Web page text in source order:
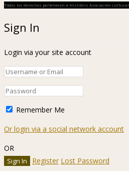
Todos los derechos pertenecen a Hislibris Asociación cultural
Sign In
Login via your site account
Remember Me
Or login via a social network account
OR
Register Lost Password